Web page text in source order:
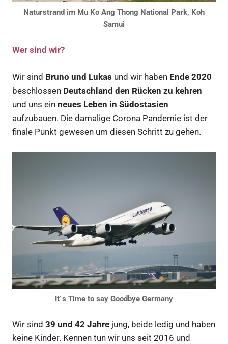
Naturstrand im Mu Ko Ang Thong National Park, Koh
Samui
Wer sind wir?
Wir sind Bruno und Lukas und wir haben Ende 2020
beschlossen Deutschland den Rücken zu kehren
und uns ein neues Leben in Südostasien
aufzubauen. Die damalige Corona Pandemie ist der
finale Punkt gewesen um diesen Schritt zu gehen.
It´s Time to say Goodbye Germany
Wir sind 39 und 42 Jahre jung, beide ledig und haben
keine Kinder. Kennen tun wir uns seit 2016 und